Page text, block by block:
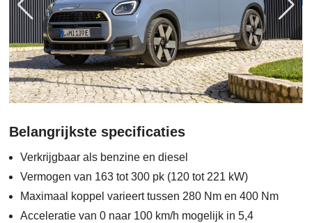
Belangrijkste specificaties
Verkrijgbaar als benzine en diesel
Vermogen van 163 tot 300 pk (120 tot 221 kW)
Maximaal koppel varieert tussen 280 Nm en 400 Nm
Acceleratie van 0 naar 100 km/h mogelijk in 5,4